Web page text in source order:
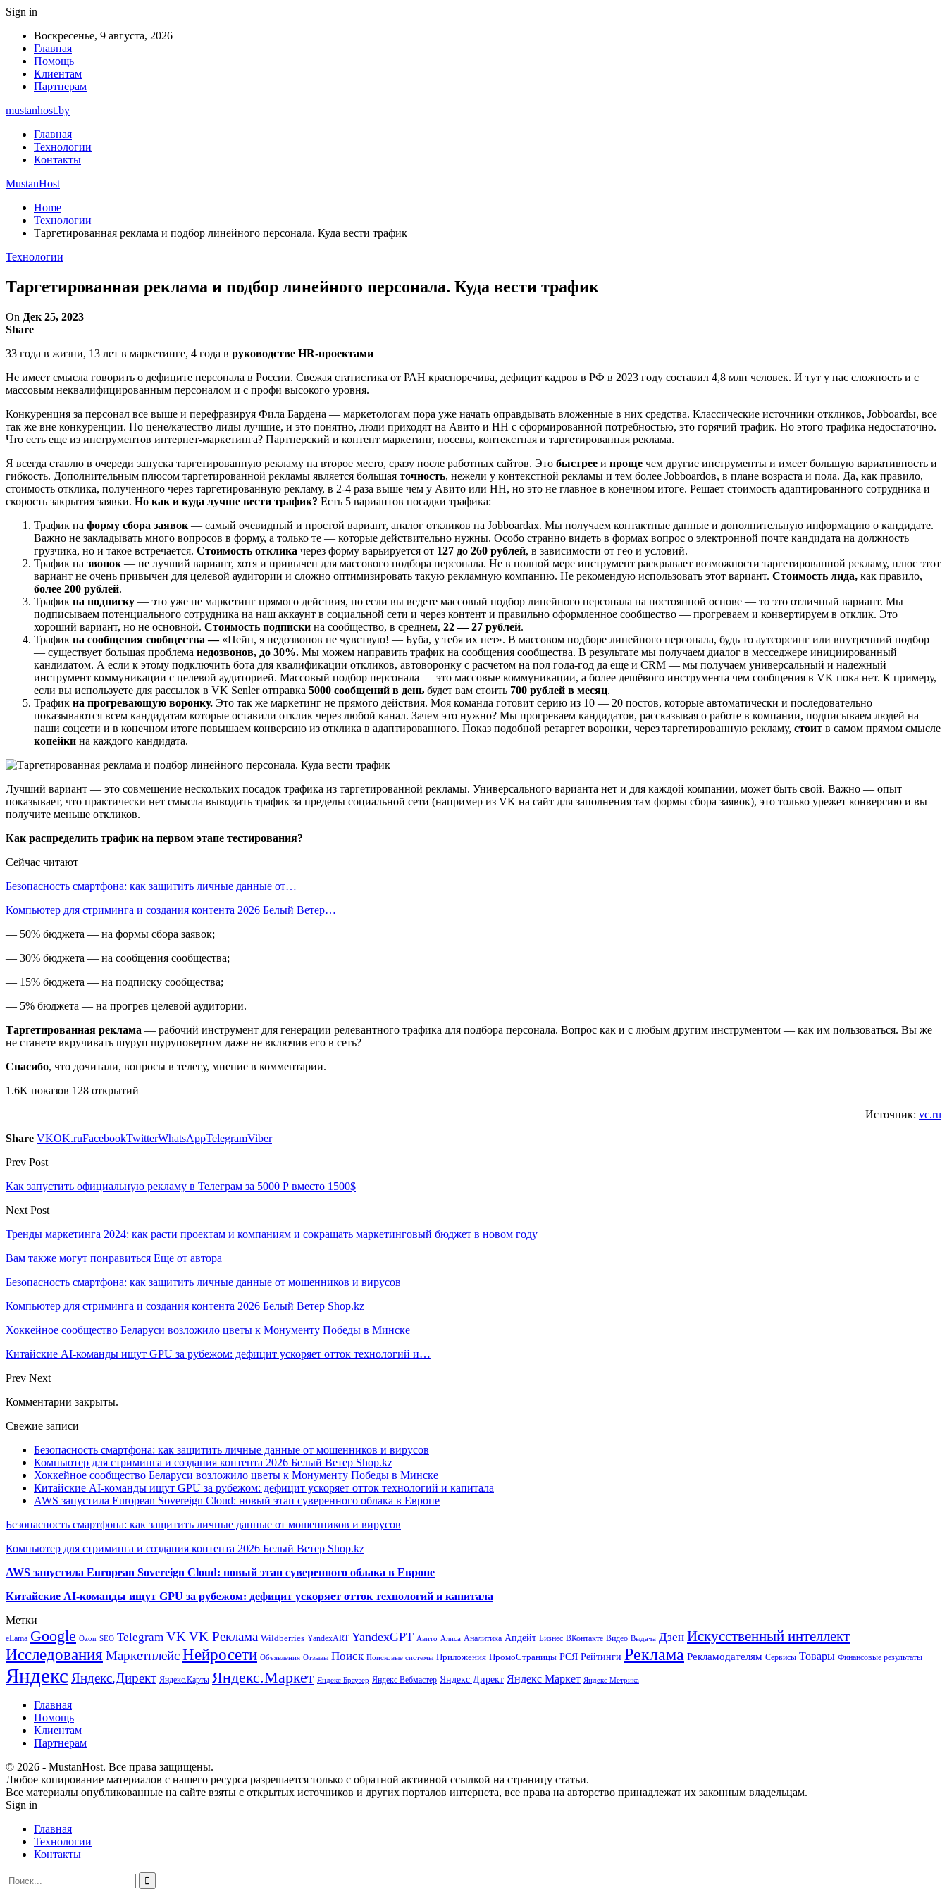
Sign in
Воскресенье, 9 августа, 2026
Главная
Помощь
Клиентам
Партнерам
mustanhost.by
Главная
Технологии
Контакты
MustanHost
Home
Технологии
Таргетированная реклама и подбор линейного персонала. Куда вести трафик
Технологии
Таргетированная реклама и подбор линейного персонала. Куда вести трафик
On Дек 25, 2023
Share
33 года в жизни, 13 лет в маркетинге, 4 года в руководстве HR-проектами
Не имеет смысла говорить о дефиците персонала в России. Свежая статистика от РАН красноречива, дефицит кадров в РФ в 2023 году составил 4,8 млн человек. И тут у нас сложность и с
массовым неквалифицированным персоналом и с профи высокого уровня.
Конкуренция за персонал все выше и перефразируя Фила Бардена — маркетологам пора уже начать оправдывать вложенные в них средства. Классические источники откликов, Jobboardы, все
так же вне конкуренции. По цене/качество лиды лучшие, и это понятно, люди приходят на Авито и HH с сформированной потребностью, это горячий трафик. Но этого трафика недостаточно.
Что есть еще из инструментов интернет-маркетинга? Партнерский и контент маркетинг, посевы, контекстная и таргетированная реклама.
Я всегда ставлю в очереди запуска таргетированную рекламу на второе место, сразу после работных сайтов. Это быстрее и проще чем другие инструменты и имеет большую вариативность и
гибкость. Дополнительным плюсом таргетированной рекламы является большая точность, нежели у контекстной рекламы и тем более Jobboardов, в плане возраста и пола. Да, как правило,
стоимость отклика, полученного через таргетированную рекламу, в 2-4 раза выше чем у Авито или HH, но это не главное в конечном итоге. Решает стоимость адаптированного сотрудника и
скорость закрытия заявки. Но как и куда лучше вести трафик? Есть 5 вариантов посадки трафика:
Трафик на форму сбора заявок — самый очевидный и простой вариант, аналог откликов на Jobboardах. Мы получаем контактные данные и дополнительную информацию о кандидате.
Важно не закладывать много вопросов в форму, а только те — которые действительно нужны. Особо странно видеть в формах вопрос о электронной почте кандидата на должность
грузчика, но и такое встречается. Стоимость отклика через форму варьируется от 127 до 260 рублей, в зависимости от гео и условий.
Трафик на звонок — не лучший вариант, хотя и привычен для массового подбора персонала. Не в полной мере инструмент раскрывает возможности таргетированной рекламу, плюс этот
вариант не очень привычен для целевой аудитории и сложно оптимизировать такую рекламную компанию. Не рекомендую использовать этот вариант. Стоимость лида, как правило,
более 200 рублей.
Трафик на подписку — это уже не маркетинг прямого действия, но если вы ведете массовый подбор линейного персонала на постоянной основе — то это отличный вариант. Мы
подписываем потенциального сотрудника на наш аккаунт в социальной сети и через контент и правильно оформленное сообщество — прогреваем и конвертируем в отклик. Это
хороший вариант, но не основной. Стоимость подписки на сообщество, в среднем, 22 — 27 рублей.
Трафик на сообщения сообщества — «Пейн, я недозвонов не чувствую! — Буба, у тебя их нет». В массовом подборе линейного персонала, будь то аутсорсинг или внутренний подбор
— существует большая проблема недозвонов, до 30%. Мы можем направить трафик на сообщения сообщества. В результате мы получаем диалог в месседжере инициированный
кандидатом. А если к этому подключить бота для квалификации откликов, автоворонку с расчетом на пол года-год да еще и CRM — мы получаем универсальный и надежный
инструмент коммуникации с целевой аудиторией. Массовый подбор персонала — это массовые коммуникации, а более дешёвого инструмента чем сообщения в VK пока нет. К примеру,
если вы используете для рассылок в VK Senler отправка 5000 сообщений в день будет вам стоить 700 рублей в месяц.
Трафик на прогревающую воронку. Это так же маркетинг не прямого действия. Моя команда готовит серию из 10 — 20 постов, которые автоматически и последовательно
показываются всем кандидатам которые оставили отклик через любой канал. Зачем это нужно? Мы прогреваем кандидатов, рассказывая о работе в компании, подписываем людей на
наши соцсети и в конечном итоге повышаем конверсию из отклика в адаптированного. Показ подобной ретаргет воронки, через таргетированную рекламу, стоит в самом прямом смысле
копейки на каждого кандидата.
Лучший вариант — это совмещение нескольких посадок трафика из таргетированной рекламы. Универсального варианта нет и для каждой компании, может быть свой. Важно — опыт
показывает, что практически нет смысла выводить трафик за пределы социальной сети (например из VK на сайт для заполнения там формы сбора заявок), это только урежет конверсию и вы
получите меньше откликов.
Как распределить трафик на первом этапе тестирования?
Сейчас читают
Безопасность смартфона: как защитить личные данные от…
Компьютер для стриминга и создания контента 2026 Белый Ветер…
— 50% бюджета — на формы сбора заявок;
— 30% бюджета — на сообщения сообщества;
— 15% бюджета — на подписку сообщества;
— 5% бюджета — на прогрев целевой аудитории.
Таргетированная реклама — рабочий инструмент для генерации релевантного трафика для подбора персонала. Вопрос как и с любым другим инструментом — как им пользоваться. Вы же
не станете вкручивать шуруп шуруповертом даже не включив его в сеть?
Спасибо, что дочитали, вопросы в телегу, мнение в комментарии.
1.6K показов 128 открытий
Источник: vc.ru
Share VKOK.ruFacebookTwitterWhatsAppTelegramViber
Prev Post
Как запустить официальную рекламу в Телеграм за 5000 Р вместо 1500$
Next Post
Тренды маркетинга 2024: как расти проектам и компаниям и сокращать маркетинговый бюджет в новом году
Вам также могут понравиться Еще от автора
Безопасность смартфона: как защитить личные данные от мошенников и вирусов
Компьютер для стриминга и создания контента 2026 Белый Ветер Shop.kz
Хоккейное сообщество Беларуси возложило цветы к Монументу Победы в Минске
Китайские AI-команды ищут GPU за рубежом: дефицит ускоряет отток технологий и…
Prev Next
Комментарии закрыты.
Свежие записи
Безопасность смартфона: как защитить личные данные от мошенников и вирусов
Компьютер для стриминга и создания контента 2026 Белый Ветер Shop.kz
Хоккейное сообщество Беларуси возложило цветы к Монументу Победы в Минске
Китайские AI-команды ищут GPU за рубежом: дефицит ускоряет отток технологий и капитала
AWS запустила European Sovereign Cloud: новый этап суверенного облака в Европе
Безопасность смартфона: как защитить личные данные от мошенников и вирусов
Компьютер для стриминга и создания контента 2026 Белый Ветер Shop.kz
AWS запустила European Sovereign Cloud: новый этап суверенного облака в Европе
Китайские AI-команды ищут GPU за рубежом: дефицит ускоряет отток технологий и капитала
Метки
eLama Google Ozon SEO Telegram VK VK Реклама Wildberries YandexART YandexGPT Авито Алиса Аналитика Апдейт Бизнес ВКонтакте Видео Выдача Дзен Искусственный интеллект
Исследования МаркетплейсНейросети Объявления Отзывы Поиск Поисковые системы Приложения ПромоСтраницы РСЯ Рейтинги Реклама Рекламодателям Сервисы Товары Финансовые результаты
Яндекс Яндекс.Директ Яндекс.Карты Яндекс.Маркет Яндекс Браузер Яндекс Вебмастер Яндекс Директ Яндекс Маркет Яндекс Метрика
Главная
Помощь
Клиентам
Партнерам
© 2026 - MustanHost. Все права защищены.
Любое копирование материалов с нашего ресурса разрешается только с обратной активной ссылкой на страницу статьи.
Все материалы опубликованные на сайте взяты с открытых источников и других порталов интернета, все права на авторство принадлежат их законным владельцам.
Sign in
Главная
Технологии
Контакты